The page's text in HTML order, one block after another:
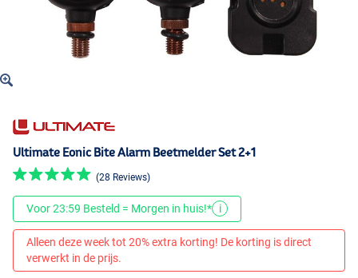
Ultimate Eonic Bite Alarm Beetmelder Set 2+1
(28 Reviews)
Voor 23:59 Besteld = Morgen in huis!* i
Alleen deze week tot 20% extra korting! De korting is direct
verwerkt in de prijs.